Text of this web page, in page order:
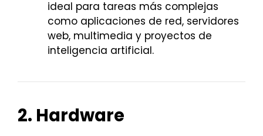
ideal para tareas más complejas
como aplicaciones de red, servidores
web, multimedia y proyectos de
inteligencia artificial.
2. Hardware